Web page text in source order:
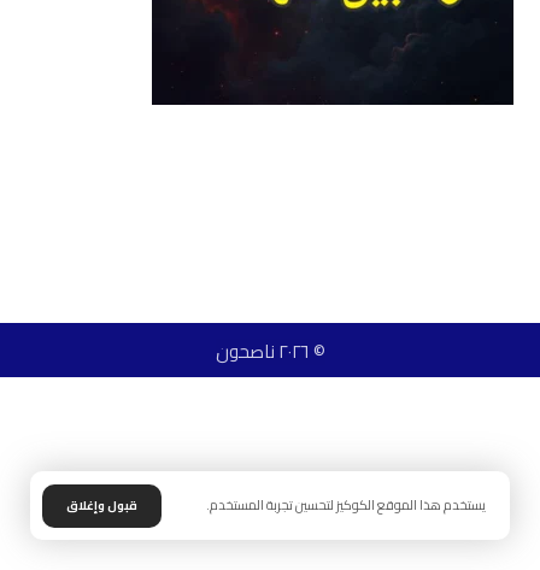
© ٢٠٢٦ ناصحون
يستخدم هذا الموقع الكوكيز لتحسين تجربة المستخدم. قبول وإغلاق